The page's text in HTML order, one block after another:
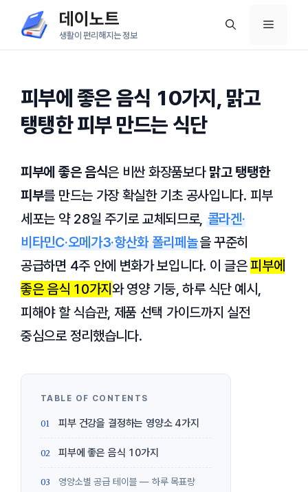
츠
데이노트
생활이 편리해지는 정보
메
피부에 좋은 음식 10가지, 맑고
탱탱한 피부 만드는 식단
피부에 좋은 음식은 비싼 화장품보다 맑고 탱탱한
피부를 만드는 가장 확실한 기초 공사입니다. 피부
세포는 약 28일 주기로 교체되므로, 콜라겐·
비타민C·오메가3·항산화 폴리페놀을 꾸준히
공급하면 4주 안에 변화가 보입니다. 이 글은피부에
좋은 음식 10가지 와 영양 기둥, 하루 식단 예시,
피해야 할 식습관, 제품 선택 가이드까지 실전
중심으로 정리했습니다.
피부 건강을 결정하는 영양소 4가지
피부에 좋은 음식 10가지
영양소별 공급 테이블 — 하루 목표량